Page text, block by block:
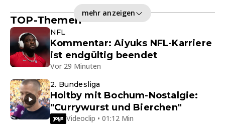
mehr anzeigen
TOP-Themen
NFL
Kommentar: Aiyuks NFL-Karriere
ist endgültig beendet
Vor 29 Minuten
2. Bundesliga
Holtby mit Bochum-Nostalgie:
"Currywurst und Bierchen"
Videoclip • 01:12 Min